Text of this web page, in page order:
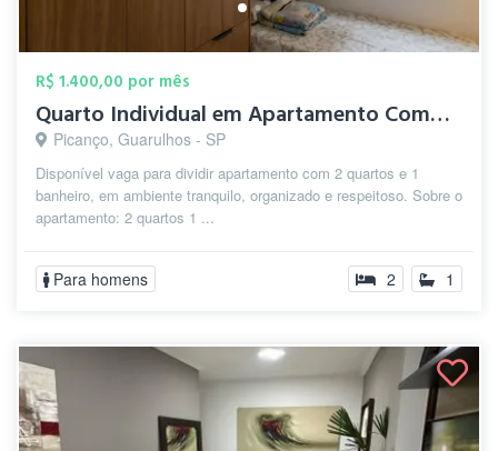
R$ 1.400,00 por mês
Quarto Individual em Apartamento Compart...
Picanço, Guarulhos - SP
Disponível vaga para dividir apartamento com 2 quartos e 1
banheiro, em ambiente tranquilo, organizado e respeitoso. Sobre o
apartamento: 2 quartos 1 ...
Para homens 2 1